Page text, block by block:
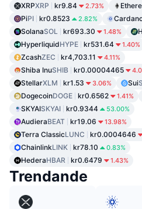
XRPXRP kr9.84 2.73%
PiPI kr0.8523 2.82%
SolanaSOL kr693.30 1.48%
HyperliquidHYPE kr531.64 1.40%
ZcashZEC kr4,703.11 4.11%
Shiba InuSHIB kr0.00004465
StellarXLM kr1.53 3.06% Sui
DogecoinDOGE kr0.6562 1.41%
SKYAISKYAI kr0.9344 53.00%
AudieraBEAT kr19.06 13.98%
Terra ClassicLUNC kr0.0004646
ChainlinkLINK kr78.10 0.83%
HederaHBAR kr0.6479 1.43%
Trendande